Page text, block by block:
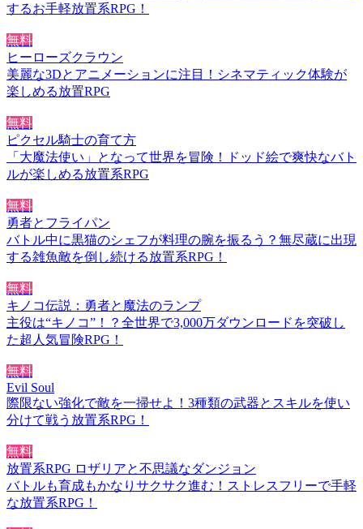
するお手軽放置系RPG！
無料
ヒーローズクラウン
美麗な3Dとアニメーションに注目！シネマティック体験が
楽しめる放置RPG
無料
ピクセル騎士の育て方
「大魔法使い」となって世界を冒険！ドッド絵で爽快なバト
ルが楽しめる放置系RPG
無料
勇者とフライパン
バトル中に黒猫のシェフが料理の腕を振るう？無尽蔵に出現
する雑魚敵を倒し続ける放置系RPG！
無料
キノコ伝説：勇者と魔法のランプ
主役は“キノコ”！？全世界で3,000万ダウンロードを突破し
た超人気冒険RPG！
無料
Evil Soul
際限ない強化で敵を一掃せよ！3種類の武器とスキルを使い
分けて戦う放置系RPG！
無料
放置系RPG ロザリアと不思議なダンジョン
バトルも育成もかなりサクサク進む！ストレスフリーで手軽
な放置系RPG！